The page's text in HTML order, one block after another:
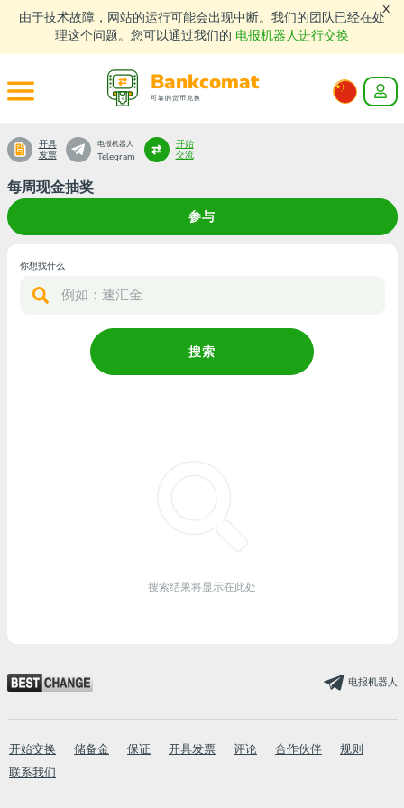
由于技术故障，网站的运行可能会出现中断。我们的团队已经在处
理这个问题。您可以通过我们的 电报机器人进行交换
x
Bankcomat
可靠的货币兑换
每周现金抽奖
参与
开具
发票
电报机器人
Telegram
开始
交流
你想找什么
搜索
搜索结果将显示在此处
电报机器人
开始交换 储备金 保证 开具发票 评论 合作伙伴
规则
联系我们